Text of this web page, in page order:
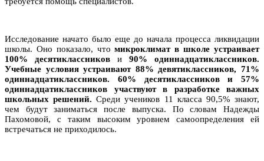
Исследование начато было еще до начала процесса ликвидации
школы. Оно показало, что микроклимат в школе устраивает
100% десятиклассников и 90% одиннадцатиклассников.
Учебные условия устраивают 88% девятиклассников, 71%
одиннадцатиклассников. 60% десятиклассников и 57%
одиннадцатиклассников участвуют в разработке важных
школьных решений. Среди учеников 11 класса 90,5% знают,
чем будут заниматься после выпуска. По словам Надежды
Пахомовой, с таким высоким уровнем самоопределения ей
встречаться не приходилось.